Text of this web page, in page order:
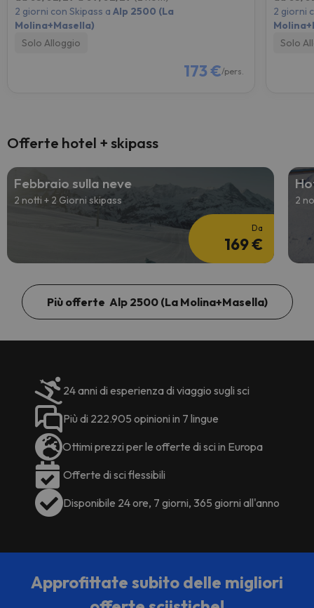
2 giorni con Skipass a Alp 2500 (La
Molina+Masella)
Solo Alloggio
173 €/pers.
2 giorni
Solo
Offerte hotel + skipass
Febbraio sulla neve
2 notti + 2 Giorni skipass
Da
169 €
2
Più offerte Alp 2500 (La Molina+Masella)
24 anni di esperienza di viaggio sugli sci
Più di 222.905 opinioni in 7 lingue
Ottimi prezzi per le offerte di sci in Europa
Offerte di sci flessibili
Disponibile 24 ore, 7 giorni, 365 giorni all'anno
Approfittate subito delle migliori